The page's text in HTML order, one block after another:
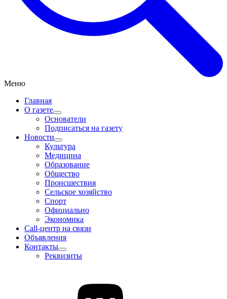
Меню
Главная
О газете
Основатели
Подписаться на газету
Новости
Культура
Медицина
Образование
Общество
Происшествия
Сельское хозяйство
Спорт
Официально
Экономика
Call-центр на связи
Объявления
Контакты
Реквизиты